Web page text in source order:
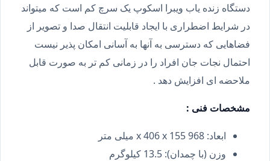
دستگاه زنده یاب ویبرا اسکوپ یک سرچ کم است که میتواند
در شرایط اضطراری با ایجاد قابلیت انتقال صدا و تصویر از
فضاهایی که دسترسی به آنها به آسانی امکان پذیر نیست
احتمال نجات جان افراد را در زمانی کم تر به صورت قابل
ملاحضه ای افزایش دهد .
مشخصات فنی :
ابعاد: 968 x 406 x 155 میلی متر
وزن (با چمدان): 13.5 کیلوگرم